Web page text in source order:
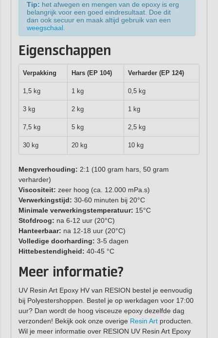
Tip: het afwegen en mengen van de epoxy is erg
belangrijk voor een goed eindresultaat. Doe dit
dan ook secuur en maak altijd gebruik van een
weegschaal.
Eigenschappen
Verpakking Hars (EP 104) Verharder (EP 124)
1,5 kg 1 kg 0,5 kg
3 kg 2 kg 1 kg
7,5 kg 5 kg 2,5 kg
30 kg 20 kg 10 kg
Mengverhouding: 2:1 (100 gram hars, 50 gram
verharder)
Viscositeit: zeer hoog (ca. 12.000 mPa.s)
Verwerkingstijd: 30-60 minuten bij 20°C
Minimale verwerkingstemperatuur: 15°C
Stofdroog: na 6-12 uur (20°C)
Hanteerbaar: na 12-18 uur (20°C)
Volledige doorharding: 3-5 dagen
Hittebestendigheid: 40-45 °C
Meer informatie?
UV Resin Art Epoxy HV van RESION bestel je eenvoudig
bij Polyestershoppen. Bestel je op werkdagen voor 17:00
uur? Dan wordt de hoog visceuze epoxy dezelfde dag
verzonden! Bekijk ook onze overige Resin Artproducten.
Wil je meer informatie over RESION UV Resin Art Epoxy